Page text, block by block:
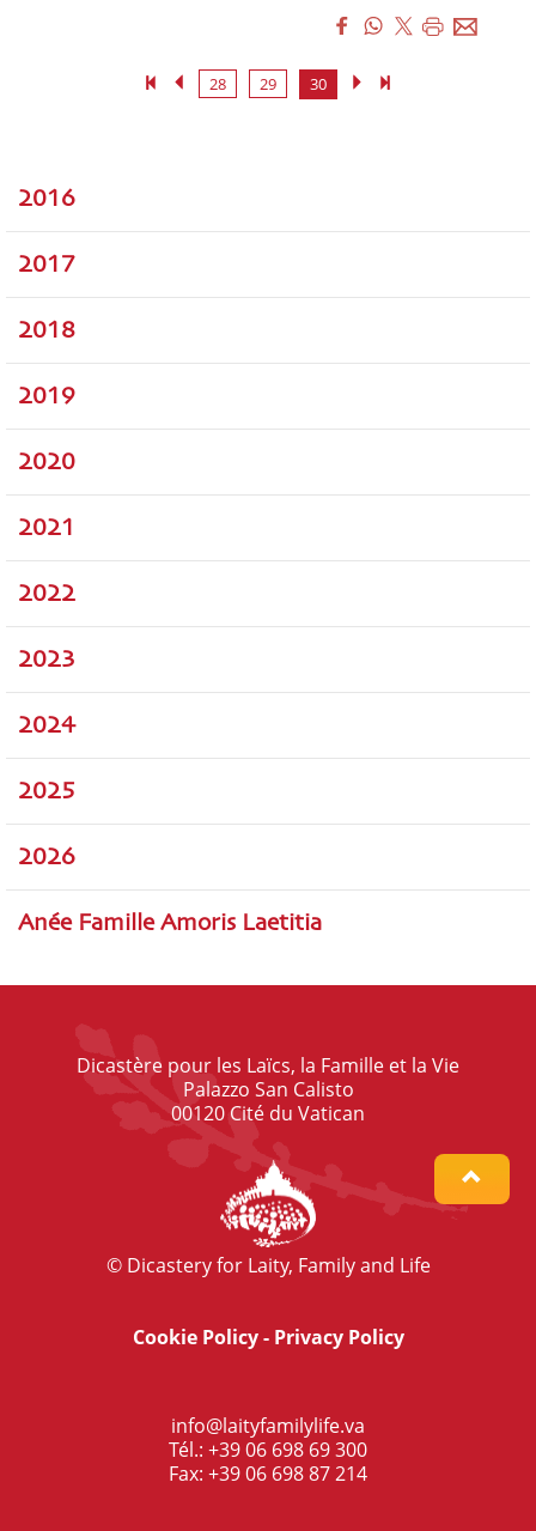
28 29 30
2016
2017
2018
2019
2020
2021
2022
2023
2024
2025
2026
Anée Famille Amoris Laetitia
Dicastère pour les Laïcs, la Famille et la Vie
Palazzo San Calisto
00120 Cité du Vatican
© Dicastery for Laity, Family and Life
Cookie Policy- Privacy Policy
info@laityfamilylife.va
Tél.: +39 06 698 69 300
Fax: +39 06 698 87 214